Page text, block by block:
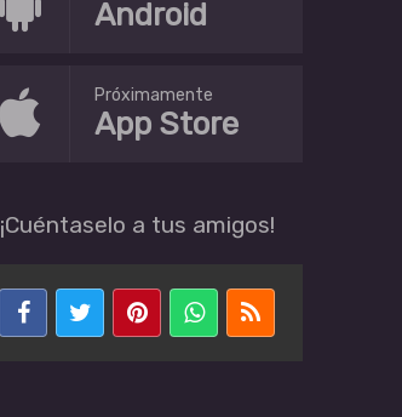
Android
Próximamente
App Store
¡Cuéntaselo a tus amigos!